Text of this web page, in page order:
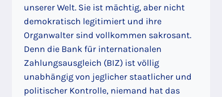
unserer Welt. Sie ist mächtig, aber nicht
demokratisch legitimiert und ihre
Organwalter sind vollkommen sakrosant.
Denn die Bank für internationalen
Zahlungsausgleich (BIZ) ist völlig
unabhängig von jeglicher staatlicher und
politischer Kontrolle, niemand hat das